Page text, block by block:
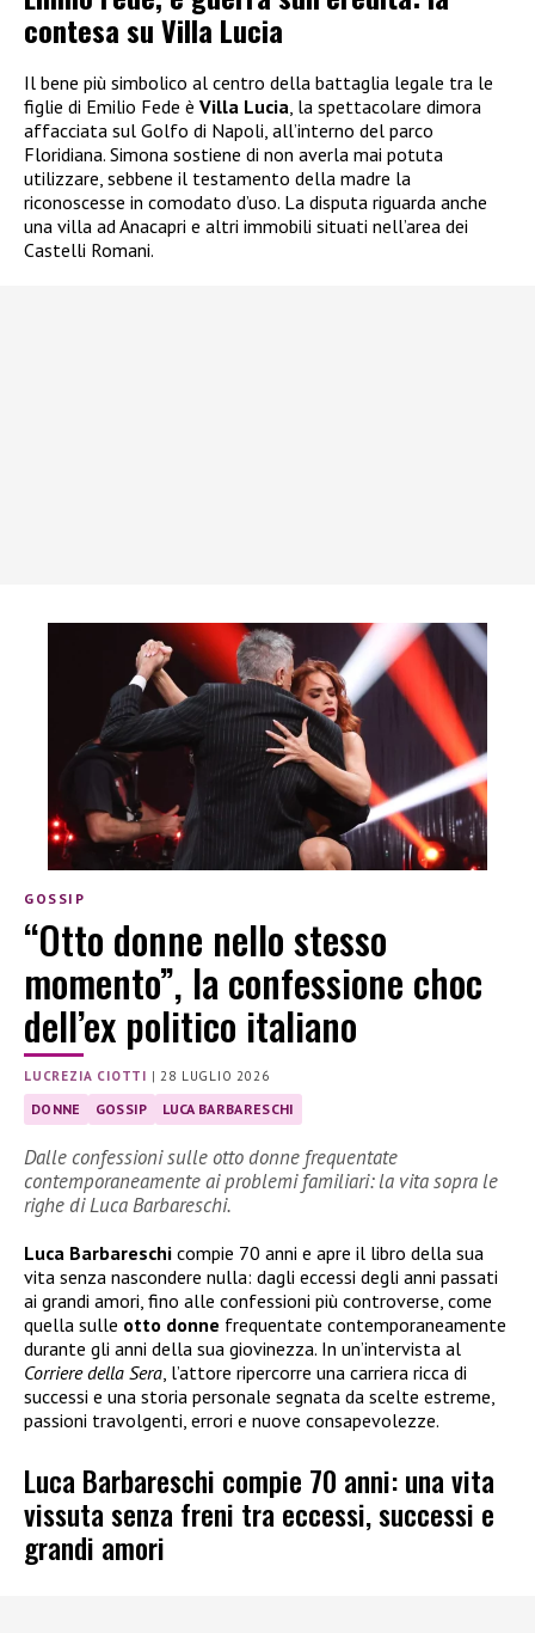
contesa su Villa Lucia
Il bene più simbolico al centro della battaglia legale tra le
figlie di Emilio Fede è Villa Lucia , la spettacolare dimora
affacciata sul Golfo di Napoli, all’interno del parco
Floridiana. Simona sostiene di non averla mai potuta
utilizzare, sebbene il testamento della madre la
riconoscesse in comodato d’uso. La disputa riguarda anche
una villa ad Anacapri e altri immobili situati nell’area dei
Castelli Romani.
GOSSIP
“Otto donne nello stesso
momento”, la confessione choc
dell’ex politico italiano
LUCREZIA CIOTTI |28 LUGLIO 2026
DONNE GOSSIP LUCA BARBARESCHI
Dalle confessioni sulle otto donne frequentate
contemporaneamente ai problemi familiari: la vita sopra le
righe di Luca Barbareschi.
Luca Barbareschi compie 70 anni e apre il libro della sua
vita senza nascondere nulla: dagli eccessi degli anni passati
ai grandi amori, fino alle confessioni più controverse, come
quella sulle otto donne frequentate contemporaneamente
durante gli anni della sua giovinezza. In un’intervista al
Corriere della Sera, l’attore ripercorre una carriera ricca di
successi e una storia personale segnata da scelte estreme,
passioni travolgenti, errori e nuove consapevolezze.
Luca Barbareschi compie 70 anni: una vita
vissuta senza freni tra eccessi, successi e
grandi amori